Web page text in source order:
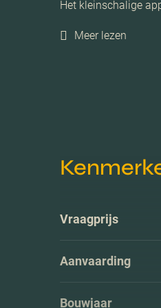
Het kleinschalige
Meer lezen
Vraagprijs
Aanvaarding
Bouwjaar